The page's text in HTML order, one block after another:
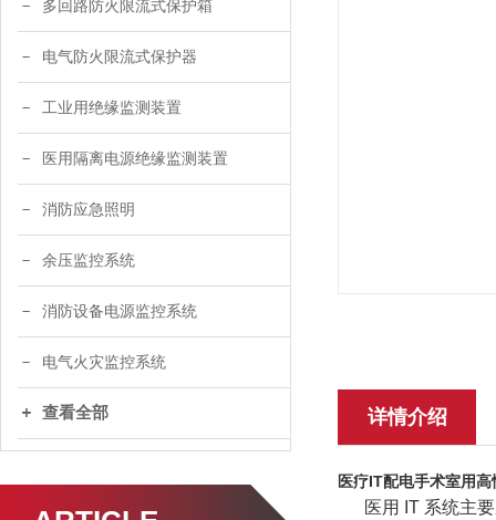
多回路防火限流式保护箱
电气防火限流式保护器
工业用绝缘监测装置
医用隔离电源绝缘监测装置
消防应急照明
余压监控系统
消防设备电源监控系统
电气火灾监控系统
查看全部 详情介绍
医疗IT配电手术室用
医用 IT 系统主要